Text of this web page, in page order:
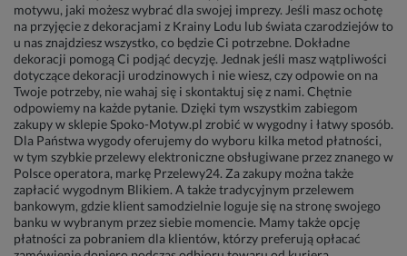
motywu, jaki możesz wybrać dla swojej imprezy. Jeśli masz ochotę
na przyjęcie z dekoracjami z Krainy Lodu lub świata czarodziejów to
u nas znajdziesz wszystko, co będzie Ci potrzebne. Dokładne
dekoracji pomogą Ci podjąć decyzję. Jednak jeśli masz wątpliwości
dotyczące dekoracji urodzinowych i nie wiesz, czy odpowie on na
Twoje potrzeby, nie wahaj się i skontaktuj się z nami. Chętnie
odpowiemy na każde pytanie. Dzięki tym wszystkim zabiegom
zakupy w sklepie Spoko-Motyw.pl zrobić w wygodny i łatwy sposób.
Dla Państwa wygody oferujemy do wyboru kilka metod płatności,
w tym szybkie przelewy elektroniczne obsługiwane przez znanego w
Polsce operatora, markę Przelewy24. Za zakupy można także
zapłacić wygodnym Blikiem. A także tradycyjnym przelewem
bankowym, gdzie klient samodzielnie loguje się na stronę swojego
banku w wybranym przez siebie momencie. Mamy także opcję
płatności za pobraniem dla klientów, którzy preferują opłacać